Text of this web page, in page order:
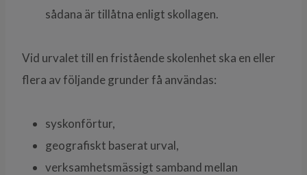
sådana är tillåtna enligt skollagen.
Vid urvalet till en fristående skolenhet ska en eller
flera av följande grunder få användas:
syskonförtur,
geografiskt baserat urval,
verksamhetsmässigt samband mellan